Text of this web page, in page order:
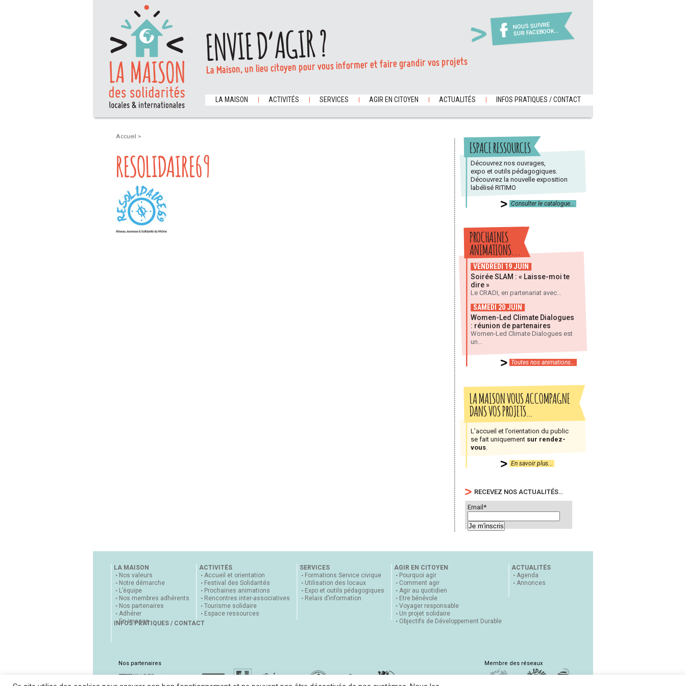
NOUS SUIVRE
SUR FACEBOOK...
ENVIE D’AGIR ?
La Maison, un lieu citoyen pour vous informer et faire grandir vos projets
LA MAISON ACTIVITÉS SERVICES AGIR EN CITOYEN ACTUALITÉS INFOS PRATIQUES / CONTACT
Accueil >
RESOLIDAIRE69
ESPACE RESSOURCES
Découvrez nos ouvrages,
expo et outils pédagogiques.
Découvrez la nouvelle exposition
labélisé RITIMO
Consulter le catalogue...
PROCHAINES
ANIMATIONS...
VENDREDI 19 JUIN
Soirée SLAM : « Laisse-moi te
dire »
Le CRADI, en partenariat avec...
SAMEDI 20 JUIN
Women-Led Climate Dialogues
: réunion de partenaires
Women-Led Climate Dialogues est
un...
Toutes nos animations...
LA MAISON VOUS ACCOMPAGNE
DANS VOS PROJETS…
L’accueil et l’orientation du public
se fait uniquement sur rendez-
vous
En savoir plus...
RECEVEZ NOS ACTUALITÉS…
Email*
LA MAISON
Nos valeurs
Notre démarche
L’équipe
Nos membres adhérents
Nos partenaires
Adhérer
En images
ACTIVITÉS
Accueil et orientation
Festival des Solidarités
Prochaines animations
Rencontres inter-associatives
Tourisme solidaire
Espace ressources
SERVICES
Formations Service civique
Utilisation des locaux
Expo et outils pédagogiques
Relais d’information
AGIR EN CITOYEN
Pourquoi agir
Comment agir
Agir au quotidien
Etre bénévole
Voyager responsable
Un projet solidaire
Objectifs de Développement Durable
ACTUALITÉS
Agenda
Annonces
INFOS PRATIQUES / CONTACT
Nos partenaires Membre des réseaux